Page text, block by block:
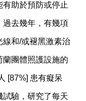
助於預防或停止
過去幾年，有幾項
線和/或褪黑激素治
團體照護設施的
[87%] 患有癡呆
驗，研究了每天